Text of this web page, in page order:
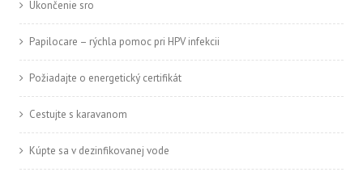
Ukončenie sro
Papilocare – rýchla pomoc pri HPV infekcii
Požiadajte o energetický certifikát
Cestujte s karavanom
Kúpte sa v dezinfikovanej vode